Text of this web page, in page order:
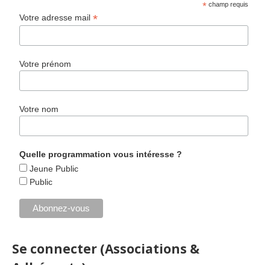
* champ requis
Votre adresse mail*
Votre prénom
Votre nom
Quelle programmation vous intéresse ?
Jeune Public
Public
Se connecter (Associations &